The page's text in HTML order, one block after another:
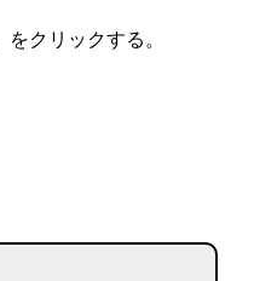
クリックする。